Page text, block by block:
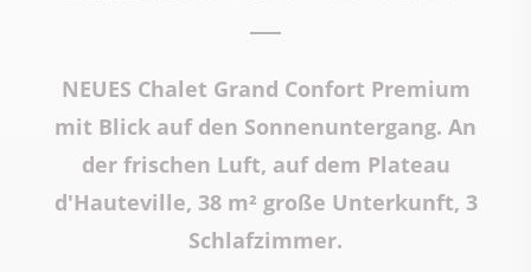
NEUES Chalet Grand Confort Premium
mit Blick auf den Sonnenuntergang. An
der frischen Luft, auf dem Plateau
d'Hauteville, 38 m² große Unterkunft, 3
Schlafzimmer.